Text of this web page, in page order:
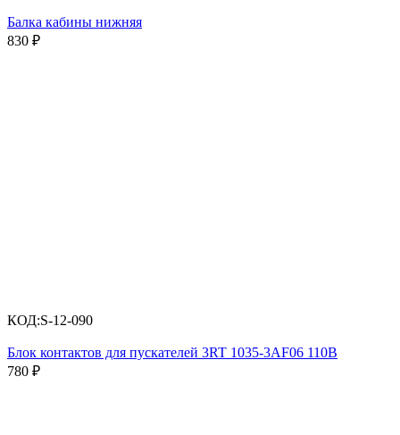
Балка кабины нижняя
830 ₽
КОД:S-12-090
Блок контактов для пускателей 3RT 1035-3AF06 110B
780 ₽